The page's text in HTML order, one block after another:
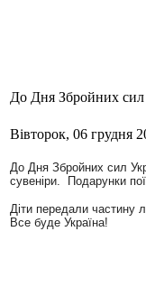
До Дня Збройних сил
Вівторок, 06 грудня
До Дня Збройних сил
сувеніри. Подарунки
Діти передали частину
Все буде Україна!